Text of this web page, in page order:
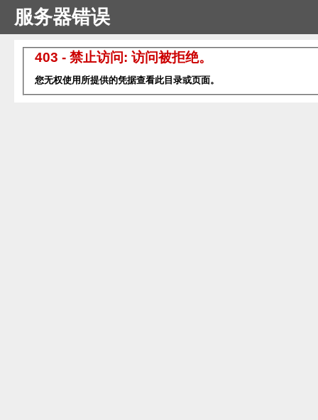
服务器错误
403 - 禁止访问: 访问被拒绝。
您无权使用所提供的凭据查看此目录或页面。